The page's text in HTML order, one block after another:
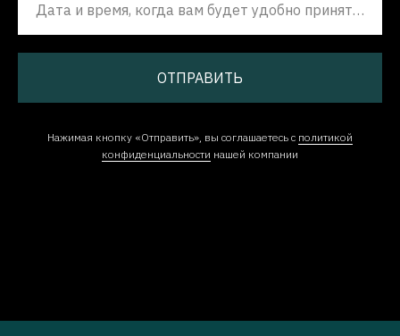
Дата и время, когда вам будет удобно принять наш звонок
ОТПРАВИТЬ
Нажимая кнопку «Отправить», вы соглашаетесь с политикой
конфиденциальности нашей компании